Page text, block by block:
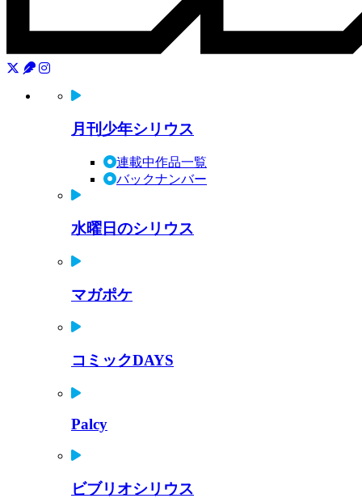
月刊少年シリウス
連載中作品一覧
バックナンバー
水曜日のシリウス
マガポケ
コミックDAYS
Palcy
ビブリオシリウス